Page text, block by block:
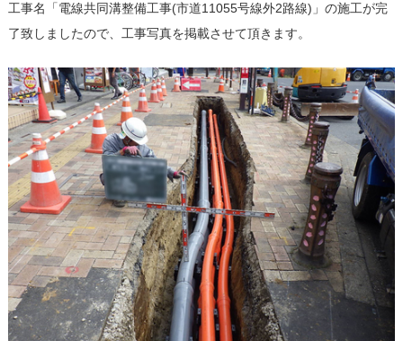
工事名「電線共同溝整備工事(市道11055号線外2路線)」の施工が完
了致しましたので、工事写真を掲載させて頂きます。